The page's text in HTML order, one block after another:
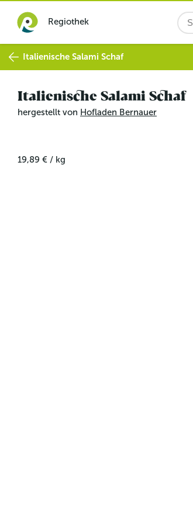
Regiothek
Italienische Salami Schaf
Italienische Salami Schaf
hergestellt von Hofladen Bernauer
19,89 € / kg